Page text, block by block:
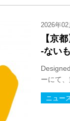
2026年02
【京
-ない
ーにて、
ニュー